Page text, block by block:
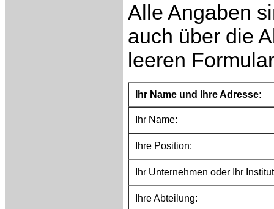
Alle Angaben
auch über die
leeren
Ihr Name und Ihre Adresse:
Ihr Name:
Ihre Position:
Ihr Unternehmen oder Ihr
Ihre Abteilung: